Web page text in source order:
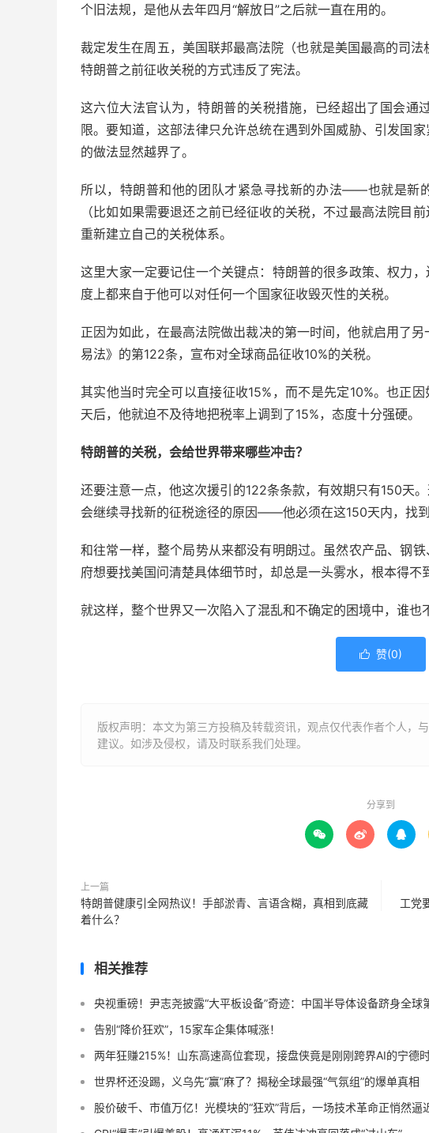
个旧法规，是他从去年四月“解放日”之后就一直在用的。
裁定发生在周五，美国联邦最高法院（也就是美国最高的司
特朗普之前征收关税的方式违反了宪法。
这六位大法官认为，特朗普的关税措施，已经超出了国会通
限。要知道，这部法律只允许总统在遇到外国威胁、引发国
的做法显然越界了。
所以，特朗普和他的团队才紧急寻找新的办法——也就是
（比如如果需要退还之前已经征收的关税，不过最高法院目
重新建立自己的关税体系。
这里大家一定要记住一个关键点：特朗普的很多政策、权力
度上都来自于他可以对任何一个国家征收毁灭性的关税。
正因为如此，在最高法院做出裁决的第一时间，他就启用了
易法》的第122条，宣布对全球商品征收10%的关税。
其实他当时完全可以直接征收15%，而不是先定10%。也正
天后，他就迫不及待地把税率上调到了15%，态度十分强硬。
特朗普的关税，会给世界带来哪些冲击？
还要注意一点，他这次援引的122条条款，有效期只有150天
会继续寻找新的征税途径的原因——他必须在这150天内，找到
和往常一样，整个局势从来都没有明朗过。虽然农产品、钢
府想要找美国问清楚具体细节时，却总是一头雾水，根本得不
就这样，整个世界又一次陷入了混乱和不确定的困境中，谁也
 赞(0)
版权声明：本文为第三方投稿及转载资讯，观点仅代表作者个人，
建议。如涉及侵权，请及时联系我们处理。
分享到
  
上一篇
特朗普健康引全网热议！手部淤青、言语含糊，真相到底藏
着什么？
工党
相关推荐
央视重磅！尹志尧披露“大平板设备”奇迹：中国半导体设备跻身全球
告别“降价狂欢”，15家车企集体喊涨！
两年狂赚215%！山东高速高位套现，接盘侠竟是刚刚跨界AI的宁德
世界杯还没踢，义乌先“赢”麻了？揭秘全球最强“气氛组”的爆单真相
股价破千、市值万亿！光模块的“狂欢”背后，一场技术革命正悄然逼